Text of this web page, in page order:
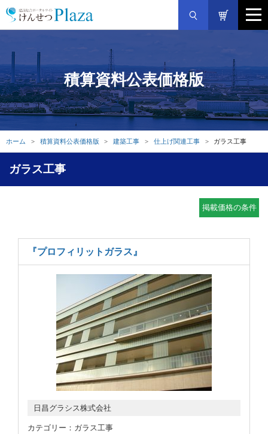
積算資料公表価格版
ホーム 積算資料公表価格版 建築工事 仕上げ関連工事 ガラス工事
ガラス工事
掲載価格の条件
『プロフィリットガラス』
日昌グラシス株式会社
カテゴリー：ガラス工事